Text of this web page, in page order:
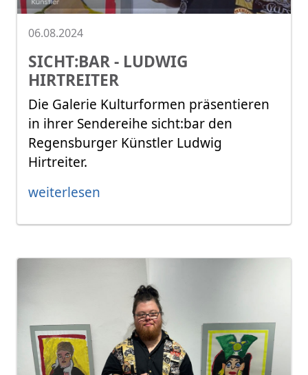
06.08.2024
SICHT:BAR - LUDWIG
HIRTREITER
Die Galerie Kulturformen präsentieren
in ihrer Sendereihe sicht:bar den
Regensburger Künstler Ludwig
Hirtreiter.
weiterlesen